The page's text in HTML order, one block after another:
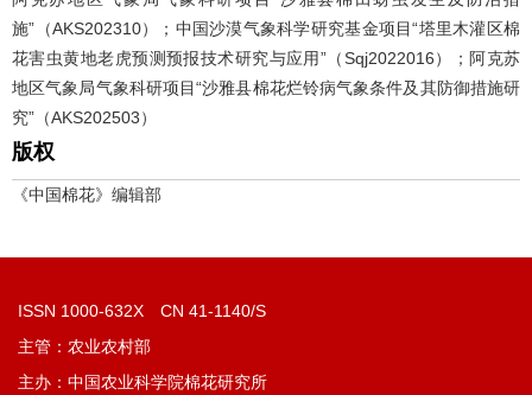
施”（AKS202310）；中国沙漠气象科学研究基金项目“塔里木灌区棉
花害虫黄地老虎预测预报技术研究与应用”（Sqj2022016）；阿克苏
地区气象局气象科研项目“沙雅县棉花烂铃病气象条件及其防御措施研
究”（AKS202503）
版权
《中国棉花》编辑部
ISSN 1000-632X CN 41-1140/S
主管：农业农村部
主办：中国农业科学院棉花研究所